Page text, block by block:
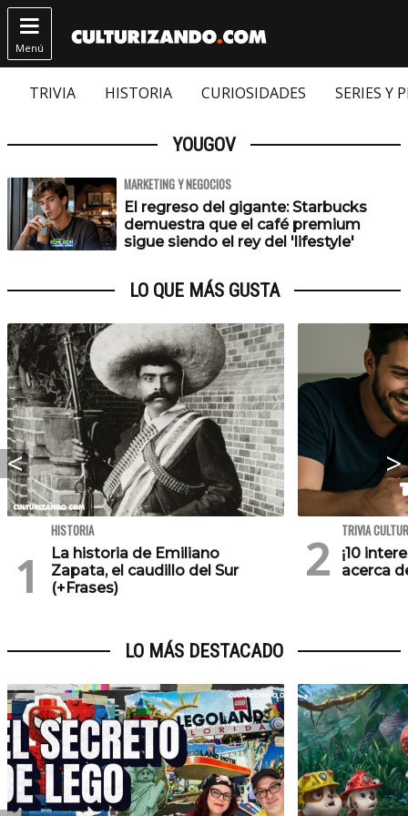

Menú
TRIVIA HISTORIA CURIOSIDADES SERIES Y
YOUGOV
MARKETING Y NEGOCIOS
El regreso del gigante: Starbucks
demuestra que el café premium
sigue siendo el rey del 'lifestyle'
LO QUE MÁS GUSTA
HISTORIA
La historia de Emiliano
Zapata, el caudillo del Sur
(+Frases)
TRIVIA
¡10
acerca
LO MÁS DESTACADO